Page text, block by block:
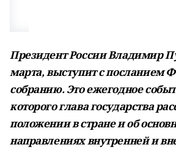
Президент России Владимир
марта, выступит с посланием
собранию. Это ежегодное
которого глава государства
положении в стране и об
направлениях внутренней и